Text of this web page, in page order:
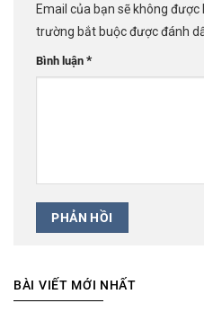
Email của bạn sẽ không được
trường bắt buộc được đánh
Bình luận *
BÀI VIẾT MỚI NHẤT